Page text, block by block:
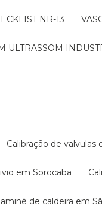
NR-13
ULTRASSOM
Calibração de valvulas
em Sorocaba
de caldeira em